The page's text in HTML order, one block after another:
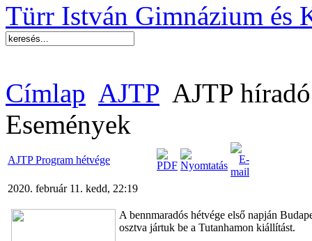
Türr István Gimnázium és
Címlap AJTP AJTP híradó
Események
AJTP Program hétvége
2020. február 11. kedd, 22:19
A bennmaradós hétvége első napján
osztva jártuk be a Tutanhamon kiállítást.